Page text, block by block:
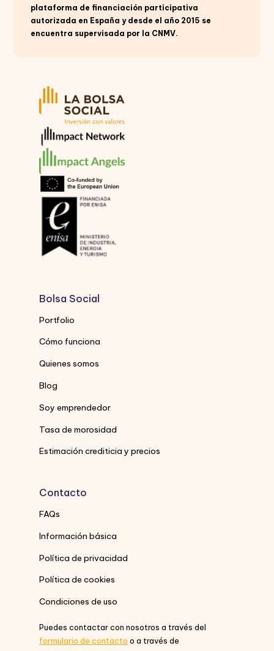
plataforma de financiación participativa
autorizada en España y desde el año 2015 se
encuentra supervisada por la CNMV.
Bolsa Social
Portfolio
Cómo funciona
Quienes somos
Blog
Soy emprendedor
Tasa de morosidad
Estimación crediticia y precios
Contacto
FAQs
Información básica
Política de privacidad
Política de cookies
Condiciones de uso
Puedes contactar con nosotros a través del
formulario de contacto o a través de